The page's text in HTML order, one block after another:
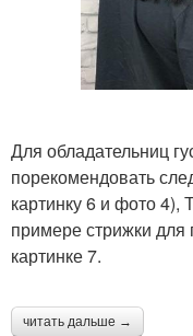
Для обладательниц
порекомендовать
картинку 6 и фото 4),
примере стрижки для
картинке 7.
читать дальше →